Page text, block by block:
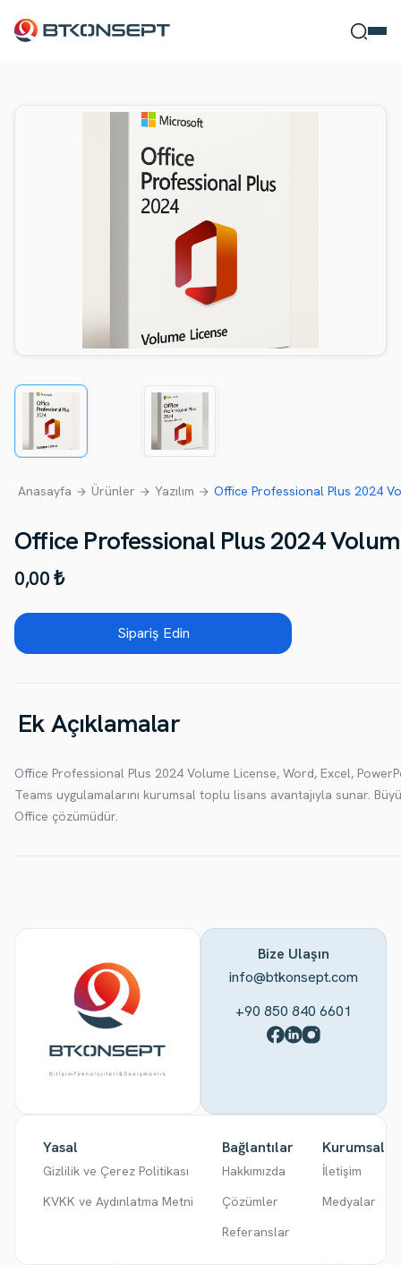
Ne Bulmak
Anasayfa Ürünler Yazılım Office Professional Plus 2024
Office Professional Plus 2024
0,00 ₺
Sipariş Edin
Ek Açıklamalar
Office Professional Plus 2024 Volume License, Word, Excel,
Teams uygulamalarını kurumsal toplu lisans avantajıyla sunar.
Office çözümüdür.
Yasal
Gizlilik ve Çerez Politikası
KVKK ve Aydınlatma Metni
Bağlantılar
Hakkımızda
Çözümler
Referanslar
Kurumsal
İletişim
Medyalar
Bize Ulaşın
info@btkonsept.com
+90 850 840 6601